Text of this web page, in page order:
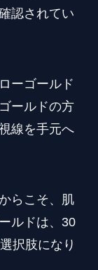
認されてい
ーゴールド
ールドの方
線を手元へ
らこそ、肌
ルドは、30
択肢になり